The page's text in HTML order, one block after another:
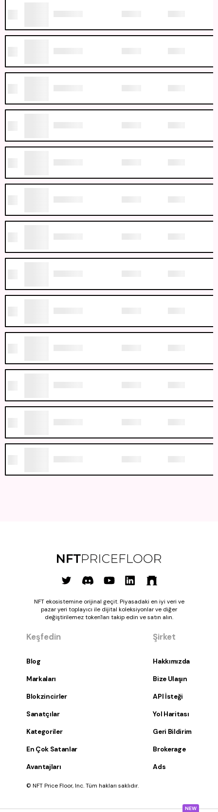
NEW
NFT ekosistemine orijinal geçit. Piyasadaki en iyi veri ve
pazar yeri toplayıcı ile dijital koleksiyonlar ve diğer
değiştirilemez token'ları takip edin ve satın alın.
Keşfedin
Blog
Markaları
Blokzincirler
Sanatçılar
Kategoriler
En Çok Satanlar
Avantajları
Şirket
Hakkımızda
Bize Ulaşın
API İsteği
Yol Haritası
Geri Bildirim
Brokerage
Ads
© NFT Price Floor, Inc. Tüm hakları saklıdır.